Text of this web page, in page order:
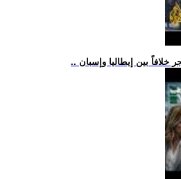
خلافاً بين إيطاليا وإسبان